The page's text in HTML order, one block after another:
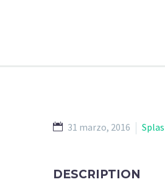
31 marzo, 2016
DESCRIPTION